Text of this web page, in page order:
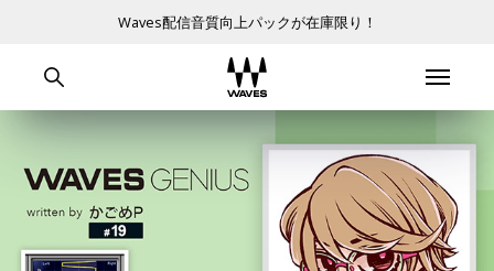
Waves配信音質向上パックが在庫限り！